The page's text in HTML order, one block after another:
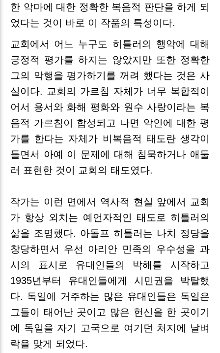
한 악마에 대한 정확한 복음적 판단을 하게 되
었다는 것이 바로 이 작품의 특성이다.
교회에서 어느 누구도 히틀러의 행악에 대해
긍정적 평가를 하지는 않았지만 또한 정확한
그의 악행을 평가하기를 꺼려 했다는 것은 사
실이다. 교회의 가르침 자체가 너무 복합적이
어서 용서와 화해 평화와 원수 사랑이라는 복
음적 가르침이 합성되고 나면 악인에 대한 평
가를 한다는 자체가 비복음적 태도란 생각이
들면서 아예 이 문제에 대해 침묵하거나 애둘
러 표현한 것이 교회의 태도였다.
작가는 이런 면에서 역사적 현실 앞에서 교회
가 항상 외치는 예언자적인 태도로 히틀러의
삶을 조명했다. 아돌프 히틀러는 나치 정당을
창당하면서 우선 아리안 민족의 우수성을 과
시의 표시로 유대인들의 박해를 시작하고
1935년부터 유대인들에게 시민권을 박탈했
다. 독일에 거주하는 많은 유대인들은 독일은
그들이 태어난 곳이고 많은 헌신을 한 곳이기
에 독일을 자기 고국으로 여기던 처지에 날벼
락을 맞게 되었다.